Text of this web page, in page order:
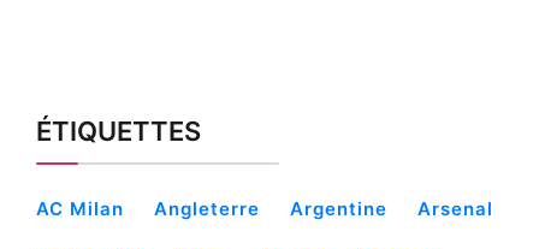
ÉTIQUETTES
AC Milan Angleterre Argentine Arsenal